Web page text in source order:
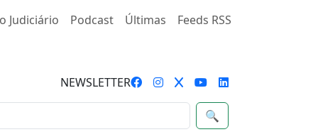
Judiciário Podcast Últimas Feeds RSS
NEWSLETTER
🔍